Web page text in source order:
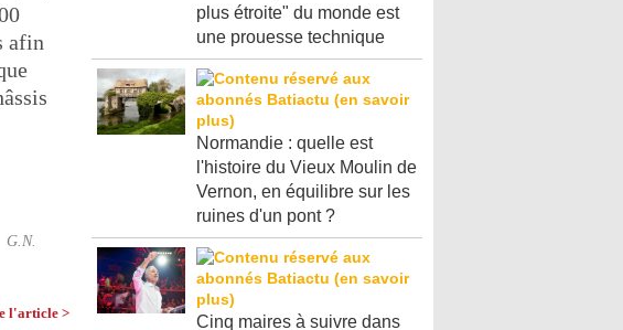
afin
G.N.
l'article >
plus étroite" du monde est
une prouesse technique
Normandie : quelle est
l'histoire du Vieux Moulin de
Vernon, en équilibre sur les
ruines d'un pont ?
Cinq maires à suivre dans